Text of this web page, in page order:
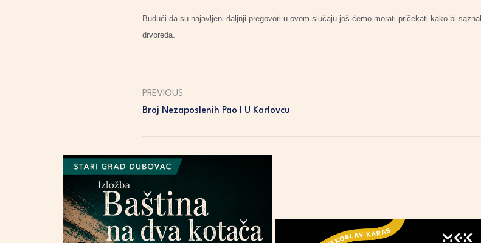
Budući da su najavljeni daljnji pregovori u ovom slučaju još ćemo morati pričekati kako bi
drvoreda.
PREVIOUS
Broj Nezaposlenih Pao I U Karlovcu